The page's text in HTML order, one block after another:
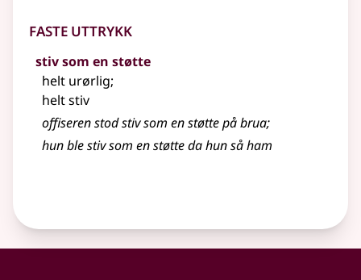
Faste uttrykk
stiv som en støtte
helt urørlig;
helt stiv
offiseren stod stiv som en støtte på brua;
hun ble stiv som en støtte da hun så ham